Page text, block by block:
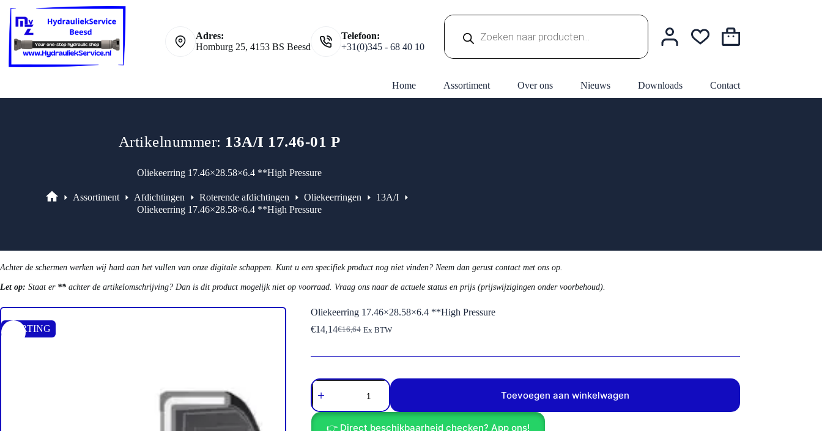
naar
inhoud
was:
€16,64.
€14,14.
Adres:
Homburg 25, 4153 BS Beesd
Telefoon:
+31(0)345 - 68 40 10
zoeken
Winkelwagen
Home Assortiment Over ons Nieuws Downloads Contact
Artikelnummer: 13A/I 17.46-01 P
Oliekeerring 17.46×28.58×6.4 **High Pressure
Assortiment Afdichtingen Roterende afdichtingen Oliekeerringen
13A/I
Oliekeerring 17.46×28.58×6.4 **High Pressure
Achter de schermen werken wij hard aan het vullen van onze digitale schappen. Kunt u een specifiek product nog niet vinden? Neem dan gerust contact met ons op.
Let op: Staat er ** achter de artikelomschrijving? Dan is dit product mogelijk niet op voorraad. Vraag ons naar de actuele status en prijs (prijswijzigingen onder voorbehoud).
KORTING
Oliekeerring 17.46×28.58×6.4 **High Pressure
€16,64
Oorspronkelijke
was:
€14,14Huidige
is:
Ex BTW
Oliekeerring
17.46x28.58x6.4
**High
Pressure
aantal
Toevoegen aan winkelwagen
👉 Direct beschikbaarheid checken? App ons!